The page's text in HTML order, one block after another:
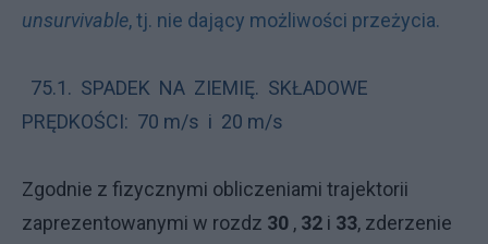
unsurvivable, tj. nie dający możliwości przeżycia.
75.1. SPADEK NA ZIEMIĘ. SKŁADOWE
PRĘDKOŚCI: 70 m/s i 20 m/s
Zgodnie z fizycznymi obliczeniami trajektorii
zaprezentowanymi w rozdz 30 , 32 i 33, zderzenie